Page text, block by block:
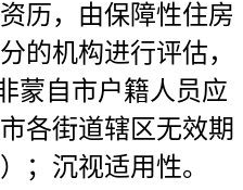
历，由保障性住房
的机构进行评估，
蒙自市户籍人员应
各街道辖区无效期
；沉视适用性。